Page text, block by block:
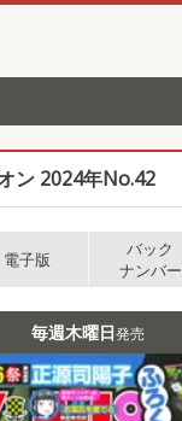
ン 2024年No.42
電子版
バック
ナンバー
毎週木曜日発売